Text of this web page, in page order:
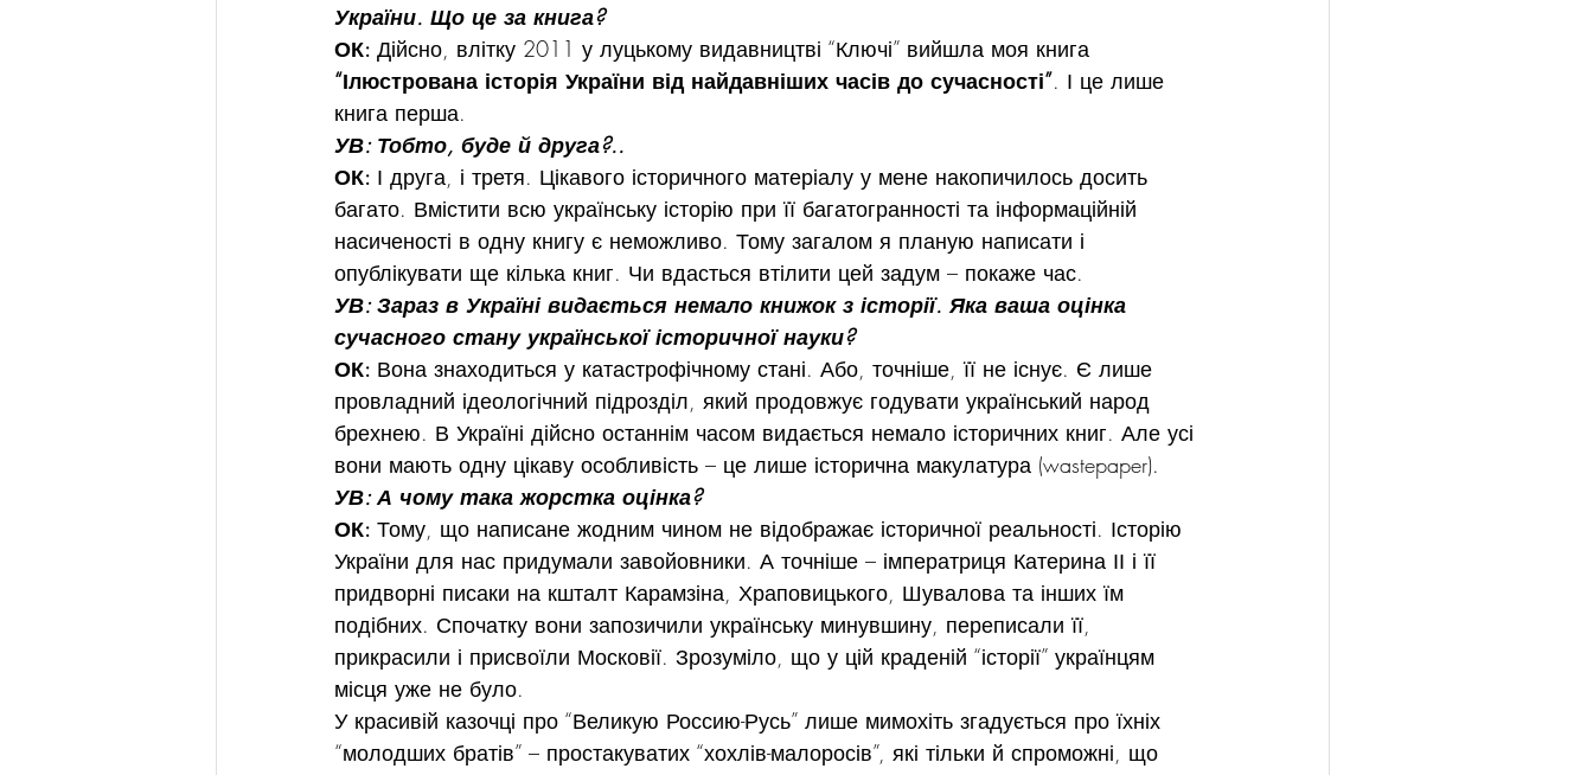
України. Що це за книга?
ОК: Дійсно, влітку 2011 у луцькому видавництві “Ключі” вийшла моя книга
“Ілюстрована історія України від найдавніших часів до сучасності”. І це лише
книга перша.
УВ: Тобто, буде й друга?..
ОК: І друга, і третя. Цікавого історичного матеріалу у мене накопичилось досить
багато. Вмістити всю українську історію при її багатогранності та інформаційній
насиченості в одну книгу є неможливо. Тому загалом я планую написати і
опублікувати ще кілька книг. Чи вдасться втілити цей задум – покаже час.
УВ: Зараз в Україні видається немало книжок з історії. Яка ваша оцінка
сучасного стану української історичної науки?
ОК: Вона знаходиться у катастрофічному стані. Або, точніше, її не існує. Є лише
провладний ідеологічний підрозділ, який продовжує годувати український народ
брехнею. В Україні дійсно останнім часом видається немало історичних книг. Але усі
вони мають одну цікаву особливість – це лише історична макулатура (wastepaper).
УВ: А чому така жорстка оцінка?
ОК: Тому, що написане жодним чином не відображає історичної реальності. Історію
України для нас придумали завойовники. А точніше – імператриця Катерина ІІ і її
придворні писаки на кшталт Карамзіна, Храповицького, Шувалова та інших їм
подібних. Спочатку вони запозичили українську минувшину, переписали її,
прикрасили і присвоїли Московії. Зрозуміло, що у цій краденій “історії” українцям
місця уже не було.
У красивій казочці про “Великую Россию-Русь” лише мимохіть згадується про їхніх
“молодших братів” – простакуватих “хохлів-малоросів”, які тільки й спроможні, що